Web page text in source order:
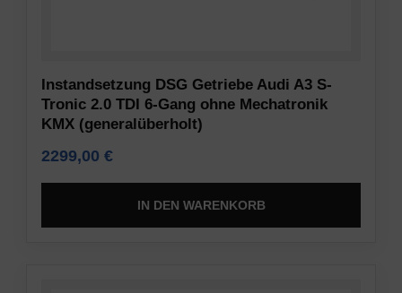
Instandsetzung DSG Getriebe Audi A3 S-
Tronic 2.0 TDI 6-Gang ohne Mechatronik
KMX (generalüberholt)
2299,00 €
IN DEN WARENKORB